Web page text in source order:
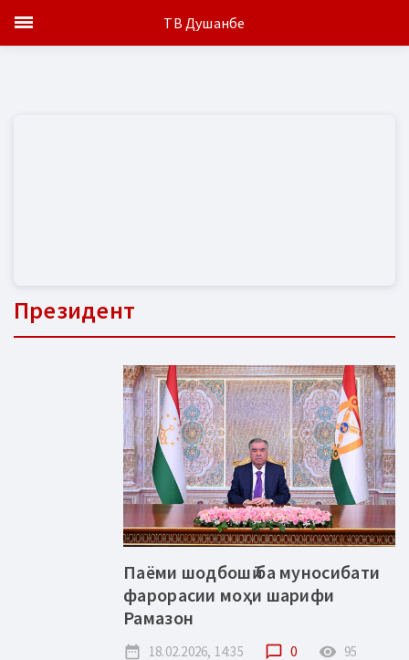
Президент
Паёми шодбошӣ ба муносибати
фарорасии моҳи шарифи
Рамазон
date_range 18.02.2026, 14:35 chat_bubble_outline 0 remove_red_eye 95
ТВ Душанбе